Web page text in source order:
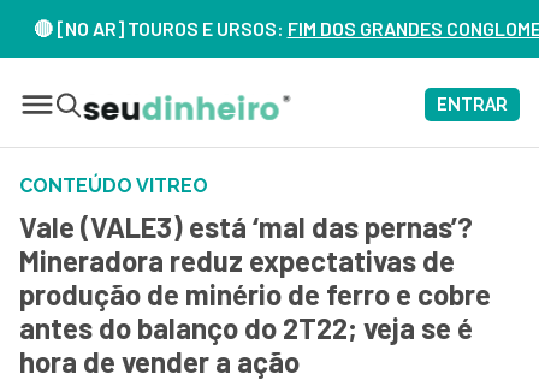
AR] TOUROS E URSOS:FIM DOS GRANDES
ENTRAR
CONTEÚDO VITREO
Vale (VALE3) está ‘mal das pernas’?
Mineradora reduz expectativas de
produção de minério de ferro e cobre
antes do balanço do 2T22; veja se é
hora de vender a ação